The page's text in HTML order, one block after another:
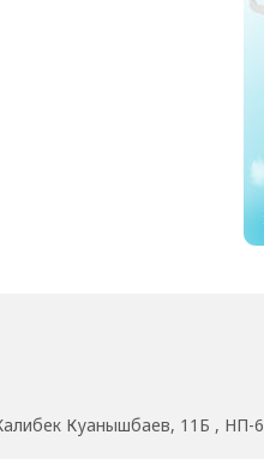
Куанышбаев, 11Б , НП-6